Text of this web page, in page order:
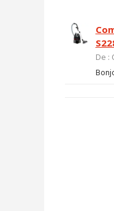
De :